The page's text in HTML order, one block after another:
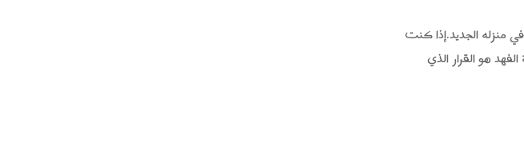
منزله الجديد.إذا كنت
هو القرار الذي